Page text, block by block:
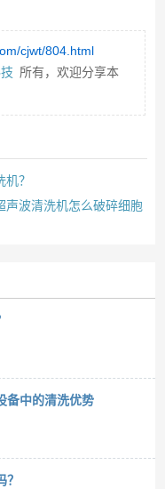
cjwt/804.html
所有，欢迎分享本
？
声波清洗机怎么破碎细胞
备中的清洗优势